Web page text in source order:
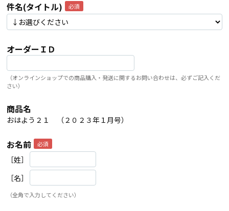
件名(タイトル)
オーダーＩＤ
（オンラインショップでの商品購入・発送に関するお問い合わせは、必ずご記入くだ
さい）
商品名
おはよう２１ （２０２３年１月号）
お名前
［姓］
［名］
（全角で入力してください）